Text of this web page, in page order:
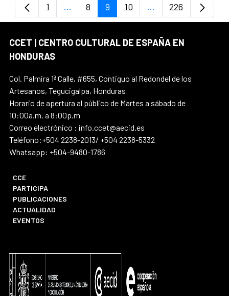
Page
1 ...Intermediate Pages Use TAB to navigate.
Page
8 Page
9 Page
10 ...Intermediate
Page
226
CCET | CENTRO CULTURAL DE ESPAÑA EN
HONDURAS
Col. Palmira 1ª Calle, #655, Contiguo al Redondel de los
Artesanos, Tegucigalpa, Honduras
Horario de apertura al público de Martes a sábado de
10:00a.m. a 8:00p.m
Correo electrónico : info.ccet@aecid.es
Teléfono:+504 2238-2013/ +504 2238-5332
Whatsapp: +504-9480-1786
CCE
PARTICIPA
PUBLICACIONES
ACTUALIDAD
EVENTOS